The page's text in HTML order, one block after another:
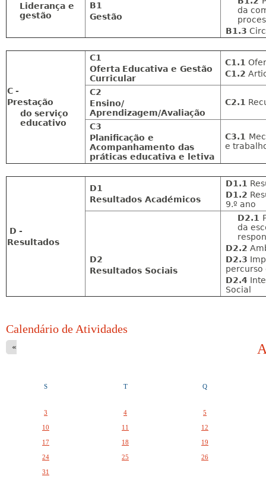
Liderançae
gestão
B1
Gestão
da
B1.3
C -
Prestação
do serviço
educativo
C1
Oferta Educativa e Gestão
Curricular
C1.1
C1.2
C2
Ensino/
Aprendizagem/Avaliação
C2.1
C3
Planificação e
Acompanhamento das
práticas educativa e letiva
C3.1
e
D -
Resultados
D1
Resultados Académicos
D1.1
D1.2
9.º ano
D2
Resultados Sociais
D2.1
da
D2.2
D2.3
percurso
D2.4
Social
Calendário de Atividades
«
S T Q
3 4 5
10 11 12
17 18 19
24 25 26
31